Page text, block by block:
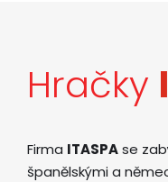
Hračky
Firma ITASPAse
španělskými a